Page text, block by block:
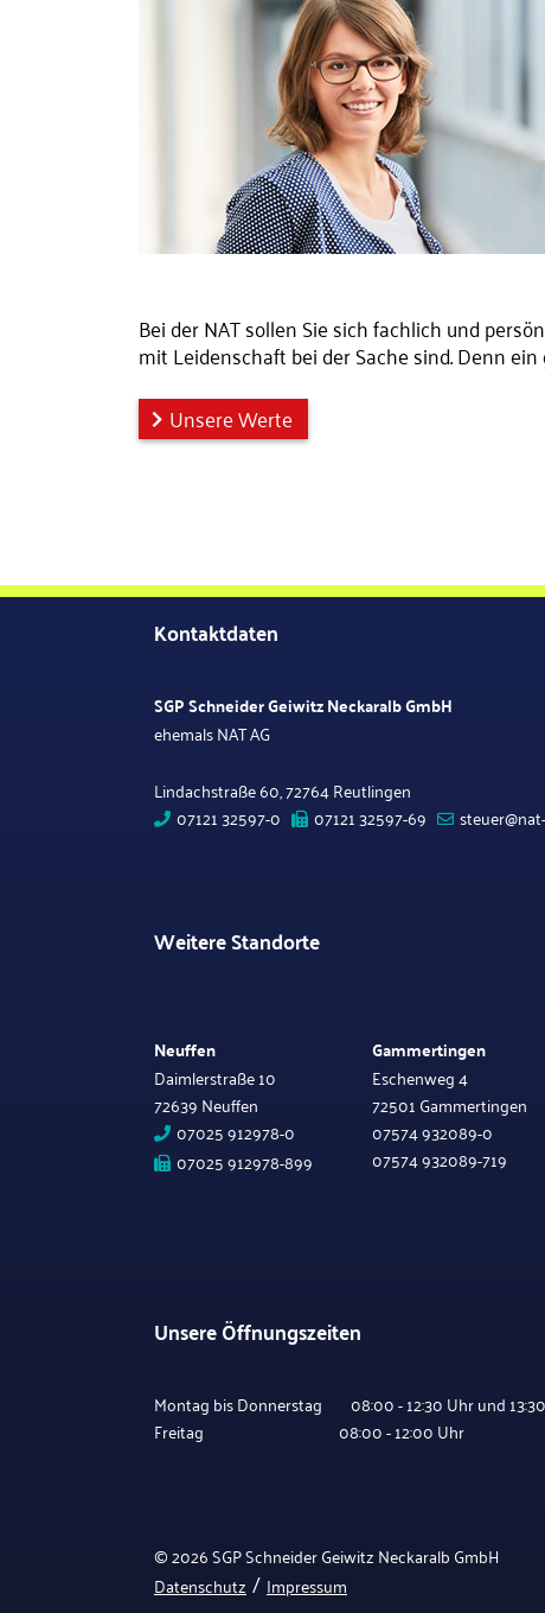
Bei der NAT sollen Sie sich fachlich und
mit Leidenschaft bei der Sache sind. Denn
Unsere Werte
Kontaktdaten
SGP Schneider Geiwitz Neckaralb GmbH
ehemals NAT AG
Lindachstraße 60, 72764 Reutlingen
07121 32597-0
07121 32597-69
Weitere Standorte
Neuffen
Daimlerstraße 10
72639 Neuffen
07025 912978-0
07025 912978-899
Gammertingen
Eschenweg 4
72501 Gammertingen
07574 932089-0
07574 932089-719
Unsere Öffnungszeiten
Montag bis Donnerstag 08:00 - 12:30 Uhr und
Freitag 08:00 - 12:00 Uhr
© 2026 SGP Schneider Geiwitz Neckaralb GmbH
Datenschutz / Impressum